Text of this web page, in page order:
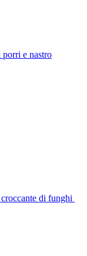
porri e nastro
di funghi